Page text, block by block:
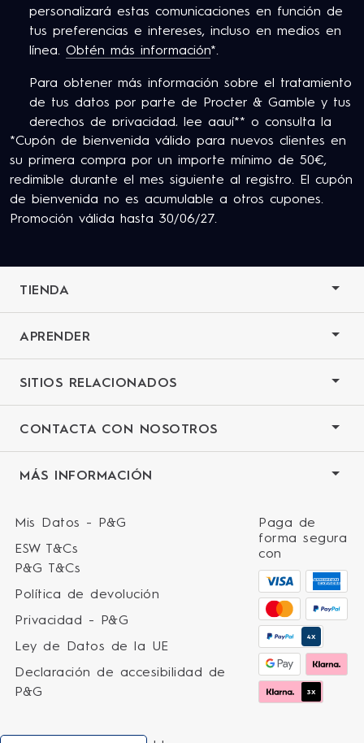
personalizará estas comunicaciones en función de
tus preferencias e intereses, incluso en medios en
línea. Obtén más información*.
Para obtener más información sobre el tratamiento
de tus datos por parte de Procter & Gamble y tus
derechos de privacidad, lee aquí** o consulta la
Política de Privacidad completa de P&G.
Tiene al menos 18 años y consiente en nuestros
Términos y Condiciones
*Cupón de bienvenida válido para nuevos clientes en
su primera compra por un importe mínimo de 50€,
redimible durante el mes siguiente al registro. El cupón
de bienvenida no es acumulable a otros cupones.
Promoción válida hasta 30/06/27.
TIENDA
APRENDER
SITIOS RELACIONADOS
CONTACTA CON NOSOTROS
MÁS INFORMACIÓN
Paga de
forma segura
con
4X
3X
Mis Datos - P&G
ESW T&Cs
P&G T&Cs
Política de devolución
Privacidad - P&G
Ley de Datos de la UE
Declaración de accesibilidad de
P&G